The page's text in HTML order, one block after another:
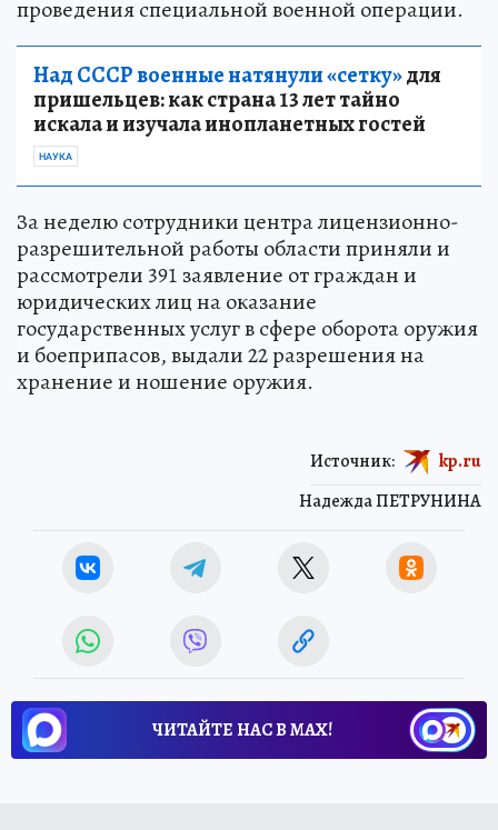
проведения специальной военной операции.
Над СССР военные натянули «сетку»для
пришельцев: как страна 13 лет тайно
искала и изучала инопланетных гостей
НАУКА
За неделю сотрудники центра лицензионно-
разрешительной работы области приняли и
рассмотрели 391 заявление от граждан и
юридических лиц на оказание
государственных услуг в сфере оборота оружия
и боеприпасов, выдали 22 разрешения на
хранение и ношение оружия.
Надежда ПЕТРУНИНА
Источник: kp.ru
ЧИТАЙТЕ НАС В МАХ!